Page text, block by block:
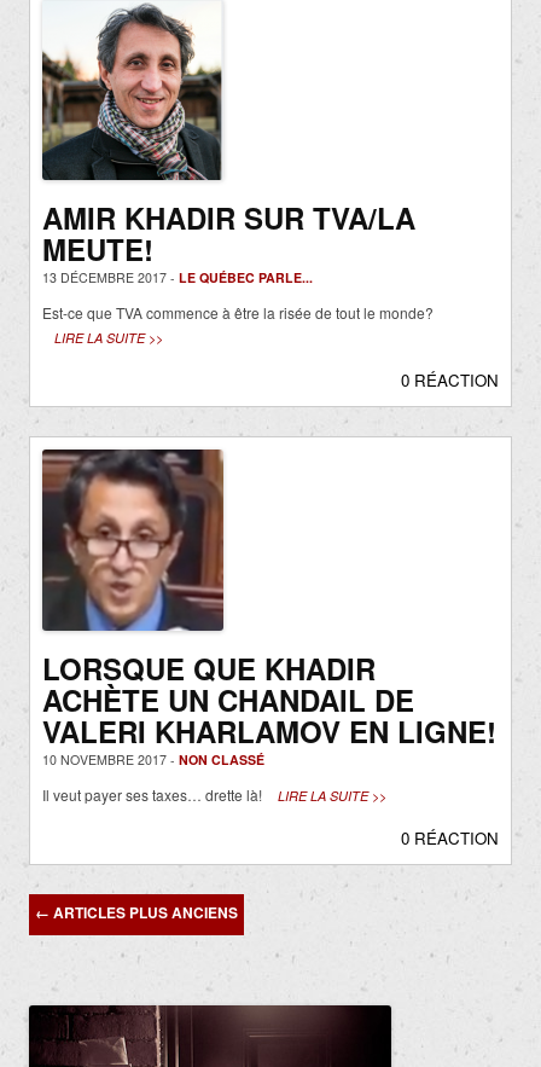
AMIR KHADIR SUR TVA/LA
MEUTE!
13 DÉCEMBRE 2017 - LE QUÉBEC PARLE...
Est-ce que TVA commence à être la risée de tout le monde?
LIRE LA SUITE >>
0 RÉACTION
LORSQUE QUE KHADIR
ACHÈTE UN CHANDAIL DE
VALERI KHARLAMOV EN LIGNE!
10 NOVEMBRE 2017 - NON CLASSÉ
Il veut payer ses taxes… drette là! LIRE LA SUITE >>
0 RÉACTION
Navigation
des
← ARTICLES PLUS ANCIENS